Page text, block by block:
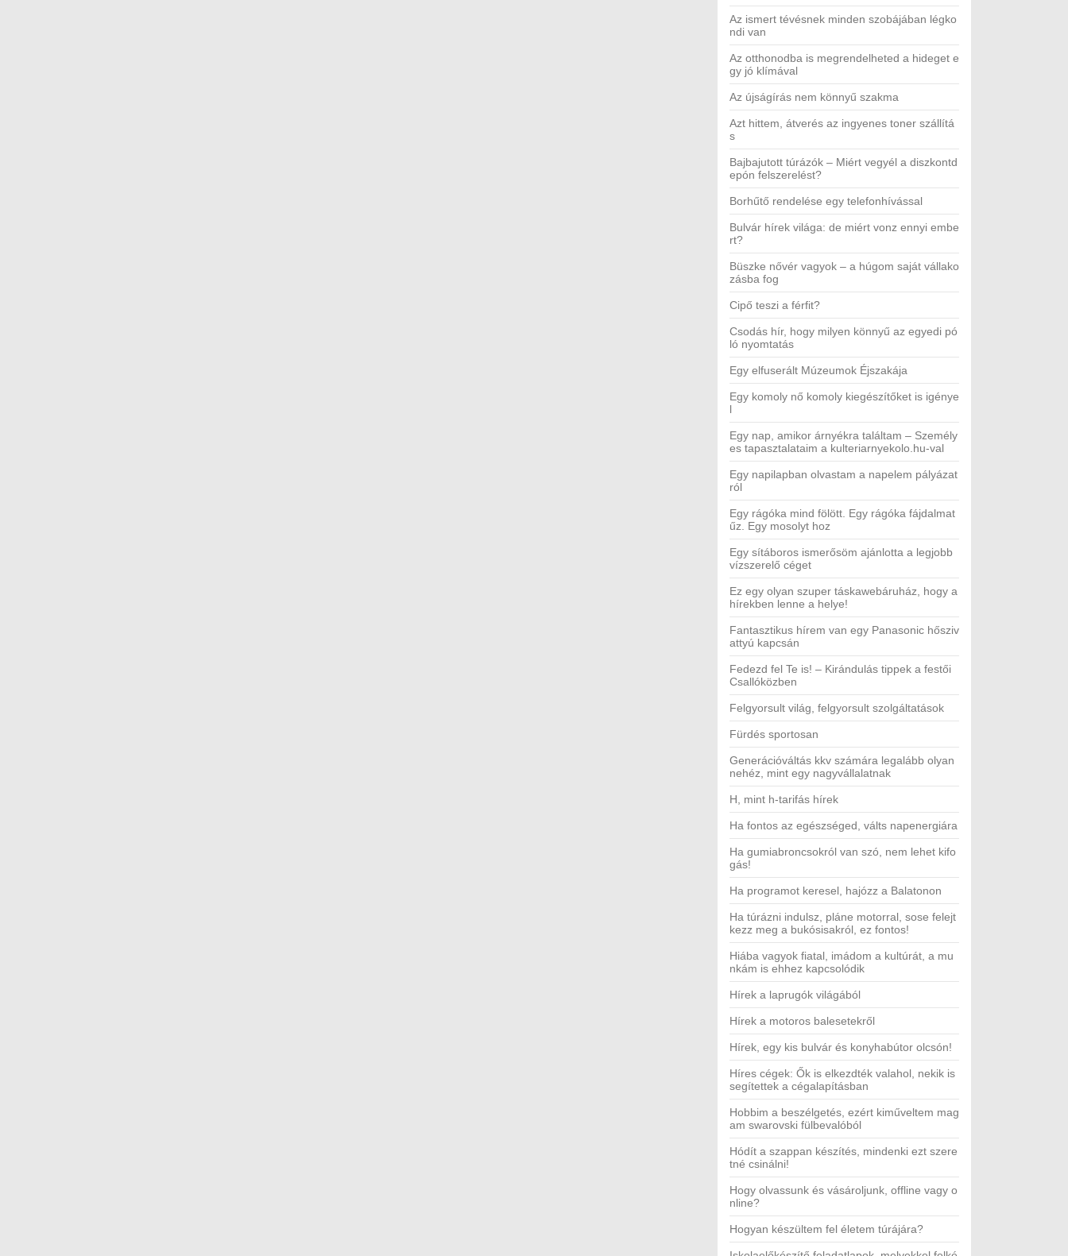
Az ismert tévésnek minden szobájában légko
ndi van
Az otthonodba is megrendelheted a hideget e
gy jó klímával
Az újságírás nem könnyű szakma
Azt hittem, átverés az ingyenes toner szállítá
s
Bajbajutott túrázók – Miért vegyél a diszkontd
epón felszerelést?
Borhűtő rendelése egy telefonhívással
Bulvár hírek világa: de miért vonz ennyi embe
rt?
Büszke nővér vagyok – a húgom saját vállako
zásba fog
Cipő teszi a férfit?
Csodás hír, hogy milyen könnyű az egyedi pó
ló nyomtatás
Egy elfuserált Múzeumok Éjszakája
Egy komoly nő komoly kiegészítőket is igénye
l
Egy nap, amikor árnyékra találtam – Személy
es tapasztalataim a kulteriarnyekolo.hu-val
Egy napilapban olvastam a napelem pályázat
ról
Egy rágóka mind fölött. Egy rágóka fájdalmat
űz. Egy mosolyt hoz
Egy sítáboros ismerősöm ajánlotta a legjobb
vízszerelő céget
Ez egy olyan szuper táskawebáruház, hogy a
hírekben lenne a helye!
Fantasztikus hírem van egy Panasonic hősziv
attyú kapcsán
Fedezd fel Te is! – Kirándulás tippek a festői
Csallóközben
Felgyorsult világ, felgyorsult szolgáltatások
Fürdés sportosan
Generációváltás kkv számára legalább olyan
nehéz, mint egy nagyvállalatnak
H, mint h-tarifás hírek
Ha fontos az egészséged, válts napenergiára
Ha gumiabroncsokról van szó, nem lehet kifo
gás!
Ha programot keresel, hajózz a Balatonon
Ha túrázni indulsz, pláne motorral, sose felejt
kezz meg a bukósisakról, ez fontos!
Hiába vagyok fiatal, imádom a kultúrát, a mu
nkám is ehhez kapcsolódik
Hírek a laprugók világából
Hírek a motoros balesetekről
Hírek, egy kis bulvár és konyhabútor olcsón!
Híres cégek: Ők is elkezdték valahol, nekik is
segítettek a cégalapításban
Hobbim a beszélgetés, ezért kiműveltem mag
am swarovski fülbevalóból
Hódít a szappan készítés, mindenki ezt szere
tné csinálni!
Hogy olvassunk és vásároljunk, offline vagy o
nline?
Hogyan készültem fel életem túrájára?